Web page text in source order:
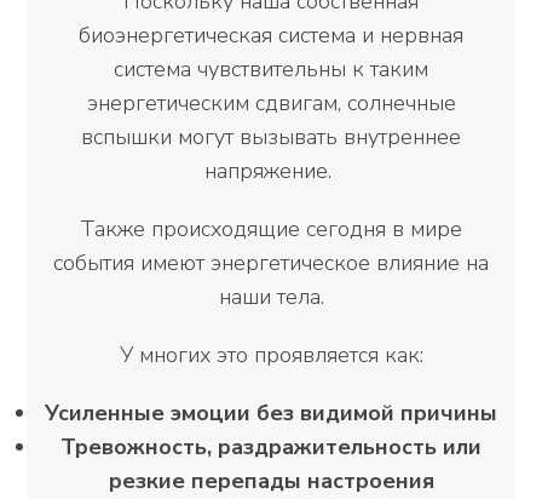
биоэнергетическая система и нервная
система чувствительны к таким
энергетическим сдвигам, солнечные
вспышки могут вызывать внутреннее
напряжение.
Также происходящие сегодня в мире
события имеют энергетическое влияние на
наши тела.
У многих это проявляется как:
Усиленные эмоции без видимой причины
Тревожность, раздражительность или
резкие перепады настроения